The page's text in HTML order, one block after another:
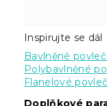
Inspirujte se dál
Bavlněné
Polybavlněné
Flanelové
Doplňkové